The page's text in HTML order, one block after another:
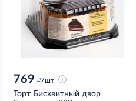
769 д/шт
Торт Бисквитный двор